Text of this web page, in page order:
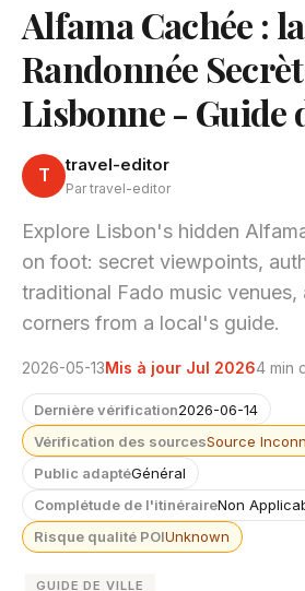
Alfama Cachée : la
Randonnée
Lisbonne - Guide
T travel-editor
Par travel-editor
Explore Lisbon's hidden
on foot: secret viewpoints,
traditional Fado music venues,
corners from a local's guide.
2026-05-13Mis à jour Jul 20264 min
Dernière vérification2026-06-14
Vérification des sourcesSource
Public adaptéGénéral
Complétude de l'itinéraireNon
Risque qualité POIUnknown
GUIDE DE VILLE